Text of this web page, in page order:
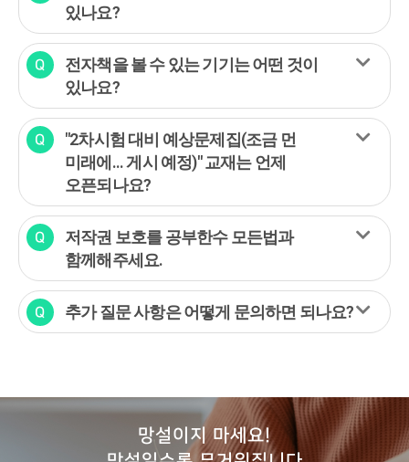
있나요?
전자책을 볼 수 있는 기기는 어떤 것이
있나요?
"2차시험 대비 예상문제집(조금 먼
미래에... 게시 예정)" 교재는 언제
오픈되나요?
저작권 보호를 공부한수 모든법과
함께해주세요.
추가 질문 사항은 어떻게 문의하면 되나요?
망설이지 마세요!